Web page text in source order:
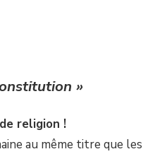
»
religion !
au même titre que les